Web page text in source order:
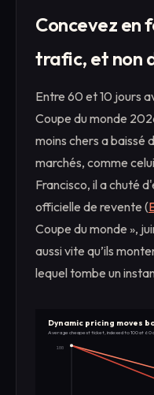
Concevez en
trafic, et non
Entre 60 et 10 jours
Coupe du monde
moins chers a baissé
marchés, comme
Francisco, il a chuté
officielle de revente (
Coupe du monde »,
aussi vite qu’ils
lequel tombe un
Dynamic pricing moves
Average cheapest ticket, indexed to 100 at 60
100